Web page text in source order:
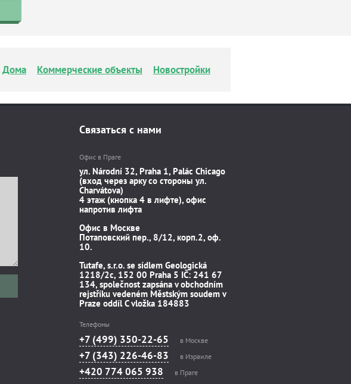
Дома Коммерческие объекты Новостройки
Связаться с нами
Офис в Праге
ул. Národní 32, Praha 1, Palác Chicago
(вход через арку со стороны ул.
Charvátova)
4 этаж (кнопка 4 в лифте), офис
напротив лифта
Офис в Москве
Потаповский пер., 8/12, корп.2, оф.
10.
Tutafe, s.r.o. se sídlem Geologická
1218/2c, 152 00 Praha 5 IČ: 241 67
134, společnost zapsána v obchodním
rejstříku vedeném Městským soudem v
Praze oddíl C vložka 184883
Телефоны
+7 (499) 350-22-65 в Москве
+7 (343) 226-46-83 в Израиле
+420 774 065 938 в Праге